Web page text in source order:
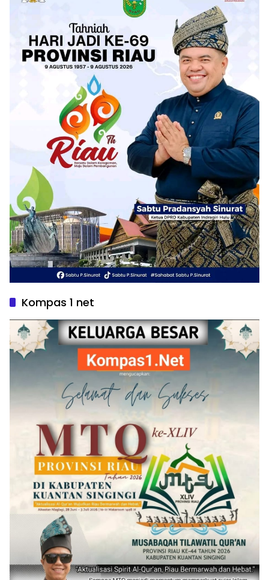
Kompas 1 net